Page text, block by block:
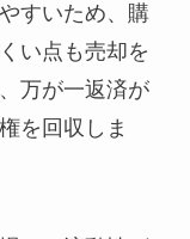
すいため、購
い点も売却を
万が一返済が
を回収しま